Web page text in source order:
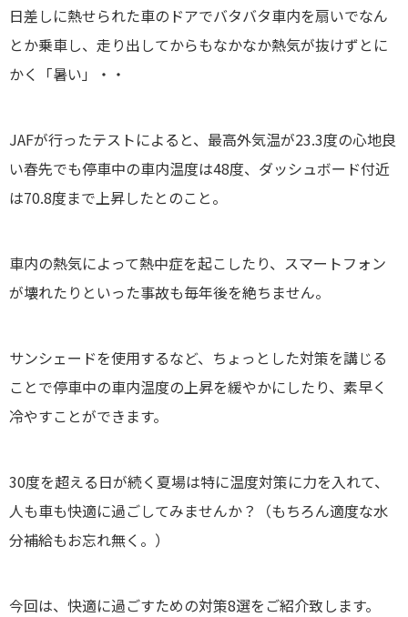
日差しに熱せられた車のドアでバタバタ車内を扇いでなん
とか乗車し、走り出してからもなかなか熱気が抜けずとに
かく「暑い」・・
JAFが行ったテストによると、最高外気温が23.3度の心地良
い春先でも停車中の車内温度は48度、ダッシュボード付近
は70.8度まで上昇したとのこと。
車内の熱気によって熱中症を起こしたり、スマートフォン
が壊れたりといった事故も毎年後を絶ちません。
サンシェードを使用するなど、ちょっとした対策を講じる
ことで停車中の車内温度の上昇を緩やかにしたり、素早く
冷やすことができます。
30度を超える日が続く夏場は特に温度対策に力を入れて、
人も車も快適に過ごしてみませんか？（もちろん適度な水
分補給もお忘れ無く。）
今回は、快適に過ごすための対策8選をご紹介致します。